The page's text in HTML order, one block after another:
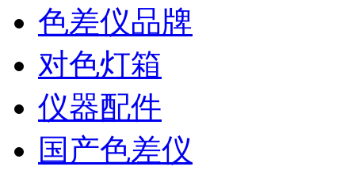
色差仪品牌
对色灯箱
仪器配件
国产色差仪